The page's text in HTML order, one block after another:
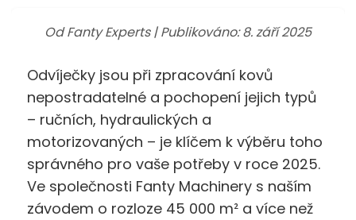
Od Fanty Experts | Publikováno: 8. září 2025
Odvíječky jsou při zpracování kovů
nepostradatelné a pochopení jejich typů
– ručních, hydraulických a
motorizovaných – je klíčem k výběru toho
správného pro vaše potřeby v roce 2025.
Ve společnosti Fanty Machinery s naším
závodem o rozloze 45 000 m² a více než